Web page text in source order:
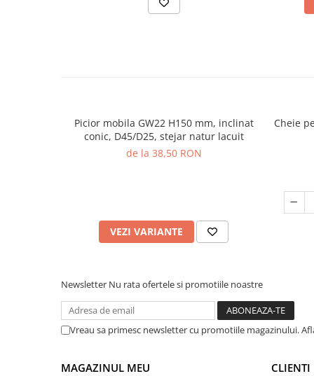
Picior mobila GW22 H150 mm, inclinat
conic, D45/D25, stejar natur lacuit
de la 38,50 RON
VEZI VARIANTE
Cheie
Newsletter Nu rata ofertele si promotiile noastre
Vreau sa primesc newsletter cu promotiile magazinului.
MAGAZINUL MEU CLIENTI